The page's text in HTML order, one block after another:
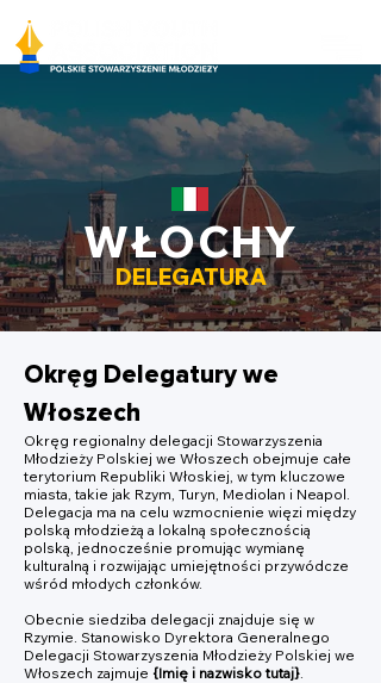
WŁOCHY
DELEGATURA
Okręg Delegatury we
Włoszech
Okręg regionalny delegacji Stowarzyszenia
Młodzieży Polskiej we Włoszech obejmuje całe
terytorium Republiki Włoskiej, w tym kluczowe
miasta, takie jak Rzym, Turyn, Mediolan i Neapol.
Delegacja ma na celu wzmocnienie więzi między
polską młodzieżą a lokalną społecznością
polską, jednocześnie promując wymianę
kulturalną i rozwijając umiejętności przywódcze
wśród młodych członków.
Obecnie siedziba delegacji znajduje się w
Rzymie. Stanowisko Dyrektora Generalnego
Delegacji Stowarzyszenia Młodzieży Polskiej we
Włoszech zajmuje {Imię i nazwisko tutaj}.